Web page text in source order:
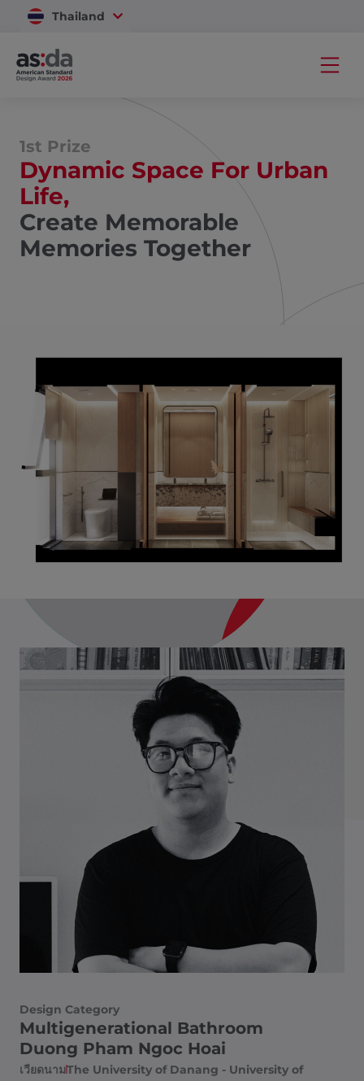
Thailand
Vietnam
1st Prize
Dynamic Space For Urban
Life,
Create Memorable
Memories Together
Design Category
Multigenerational Bathroom
Duong Pham Ngoc Hoai
เวียดนามThe University of Danang - University of